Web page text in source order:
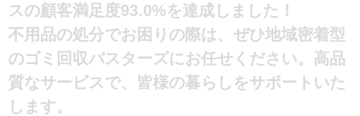
スの顧客満足度93.0%を達成しました！
不用品の処分でお困りの際は、ぜひ地域密着型
のゴミ回収バスターズにお任せください。高品
質なサービスで、皆様の暮らしをサポートいた
します。